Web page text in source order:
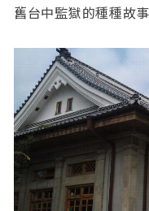
舊台中監獄的種種故